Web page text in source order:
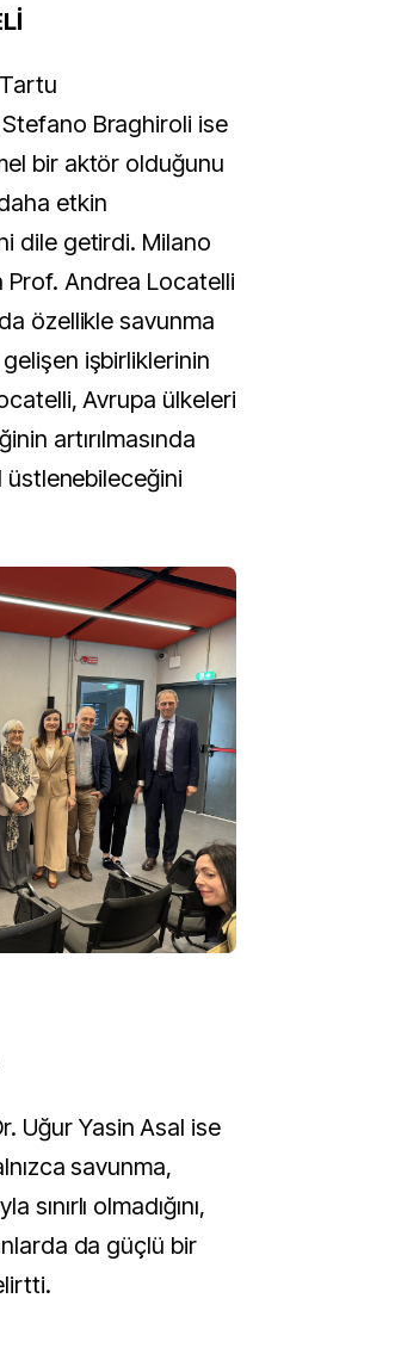
Braghiroli ise
bir aktör olduğunu
etkin
dile getirdi. Milano
Prof. Andrea Locatelli
özellikle savunma
işbirliklerinin
Avrupa ülkeleri
artırılmasında
üstlenebileceğini
Uğur Yasin Asal ise
savunma,
olmadığını,
da güçlü bir